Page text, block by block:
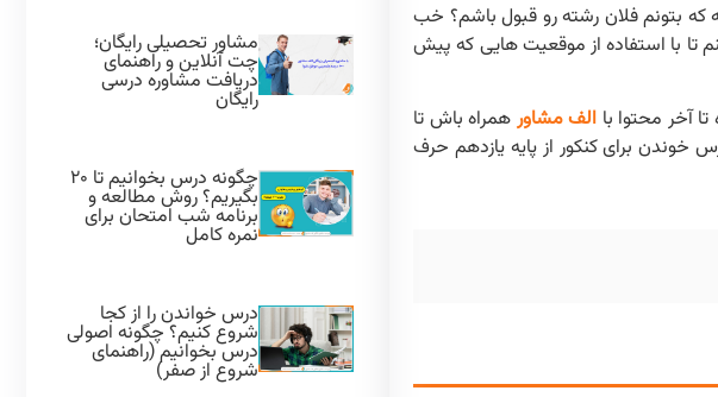
بتونم فلان رشته رو قبول باشم؟ خب
تا با استفاده از موقعیت هایی که پیش
آخر محتوا با الف مشاور همراه باش تا
ماه و حتی شروع درس خوندن برای کنکور از پایه یازدهم حرف
مشاور تحصیلی رایگان؛
چت آنلاین و راهنمای
دریافت مشاوره درسی
رایگان
چگونه درس بخوانیم تا ۲۰
بگیریم؟ روش مطالعه و
برنامه شب امتحان برای
نمره کامل
درس خواندن را از کجا
شروع کنیم؟ چگونه اصولی
درس بخوانیم (راهنمای
شروع از صفر)